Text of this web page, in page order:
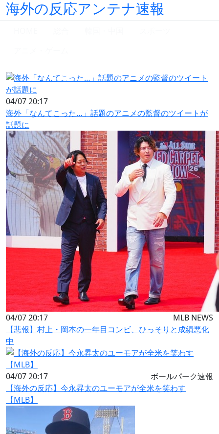
海外の反応アンテナ速報
04/07 20:17
海外「なんてこった…」話題のアニメの監督のツイートが
話題に
04/07 20:17
MLB NEWS
【悲報】村上・岡本の一年目コンビ、ひっそりと成績悪化
中
04/07 20:17
ボールパーク速報
【海外の反応】今永昇太のユーモアが全米を笑わす
【MLB】